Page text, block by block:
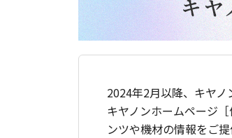
2024年2月以降、キヤ
キヤノンホームページ
ンツや機材の情報をご提